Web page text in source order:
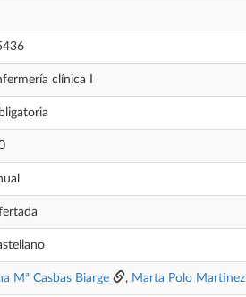
clínica I
Mª Casbas Biarge , Marta Polo Martinez